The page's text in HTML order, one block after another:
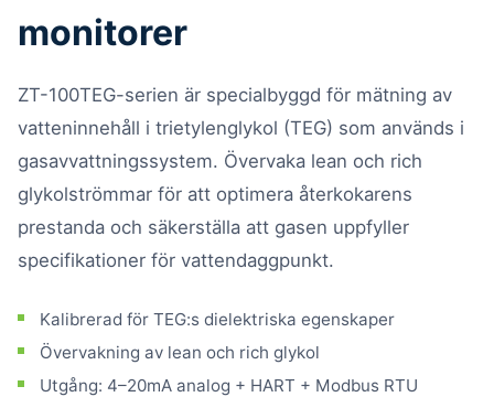
monitorer
ZT-100TEG-serien är specialbyggd för mätning av
vatteninnehåll i trietylenglykol (TEG) som används i
gasavvattningssystem. Övervaka lean och rich
glykolströmmar för att optimera återkokarens
prestanda och säkerställa att gasen uppfyller
specifikationer för vattendaggpunkt.
Kalibrerad för TEG:s dielektriska egenskaper
Övervakning av lean och rich glykol
Utgång: 4–20mA analog + HART + Modbus RTU